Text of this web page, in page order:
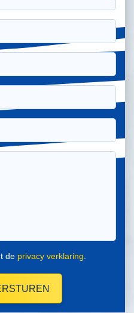
de privacy verklaring